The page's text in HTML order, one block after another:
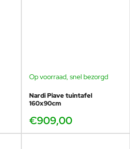
Op voorraad, snel bezorgd
Nardi Piave tuintafel
160x90cm
€909,00